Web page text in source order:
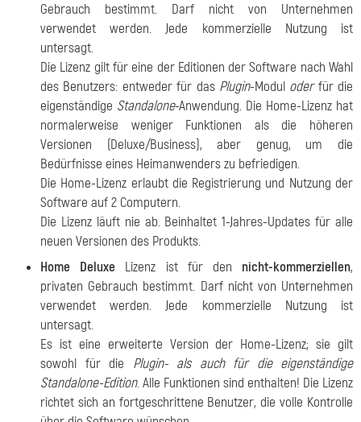
Gebrauch bestimmt. Darf nicht von Unternehmen
verwendet werden. Jede kommerzielle Nutzung ist
untersagt.
Die Lizenz gilt für eine der Editionen der Software nach Wahl
des Benutzers: entweder für das Plugin-Modul oderfür die
eigenständige Standalone-Anwendung. Die Home-Lizenz hat
normalerweise weniger Funktionen als die höheren
Versionen (Deluxe/Business), aber genug, um die
Bedürfnisse eines Heimanwenders zu befriedigen.
Die Home-Lizenz erlaubt die Registrierung und Nutzung der
Software auf 2 Computern.
Die Lizenz läuft nie ab. Beinhaltet 1-Jahres-Updates für alle
neuen Versionen des Produkts.
Home Deluxe Lizenz ist für den nicht-kommerziellen,
privaten Gebrauch bestimmt. Darf nicht von Unternehmen
verwendet werden. Jede kommerzielle Nutzung ist
untersagt.
Es ist eine erweiterte Version der Home-Lizenz; sie gilt
sowohl für die Plugin- als auch für die eigenständige
Standalone-Edition. Alle Funktionen sind enthalten! Die Lizenz
richtet sich an fortgeschrittene Benutzer, die volle Kontrolle